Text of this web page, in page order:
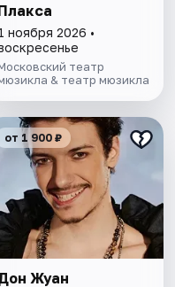
ноября 2026 •
театр
& театр мюзикла
от 1 900 ₽
Жуан